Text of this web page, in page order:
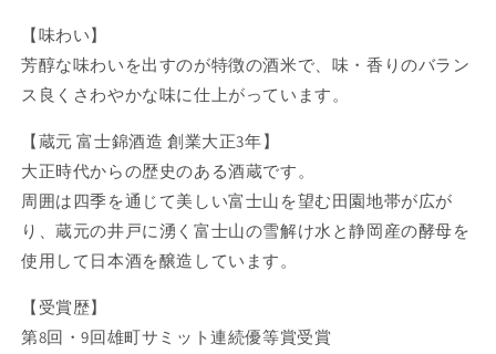
【味わい】
芳醇な味わいを出すのが特徴の酒米で、味・香りのバラン
ス良くさわやかな味に仕上がっています。
【蔵元 富士錦酒造 創業大正3年】
大正時代からの歴史のある酒蔵です。
周囲は四季を通じて美しい富士山を望む田園地帯が広が
り、蔵元の井戸に湧く富士山の雪解け水と静岡産の酵母を
使用して日本酒を醸造しています。
【受賞歴】
第8回・9回雄町サミット連続優等賞受賞